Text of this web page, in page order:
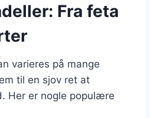
Fra feta
varieres på mange
til en sjov ret at
Her er nogle populære